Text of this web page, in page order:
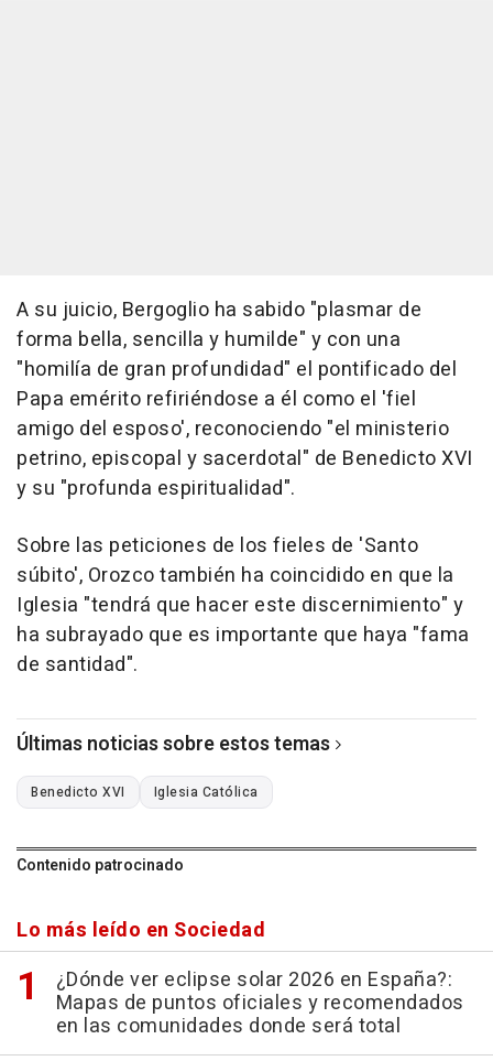
A su juicio, Bergoglio ha sabido "plasmar de
forma bella, sencilla y humilde" y con una
"homilía de gran profundidad" el pontificado del
Papa emérito refiriéndose a él como el 'fiel
amigo del esposo', reconociendo "el ministerio
petrino, episcopal y sacerdotal" de Benedicto XVI
y su "profunda espiritualidad".
Sobre las peticiones de los fieles de 'Santo
súbito', Orozco también ha coincidido en que la
Iglesia "tendrá que hacer este discernimiento" y
ha subrayado que es importante que haya "fama
de santidad".
Últimas noticias sobre estos temas
Benedicto XVI Iglesia Católica
Contenido patrocinado
Lo más leído en Sociedad
¿Dónde ver eclipse solar 2026 en España?:
Mapas de puntos oficiales y recomendados
en las comunidades donde será total